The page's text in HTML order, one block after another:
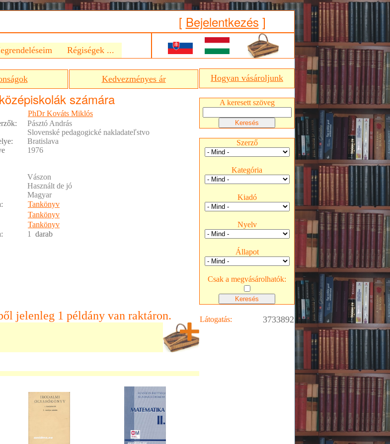
[ Bejelentkezés ]
Régiségek ...
Kedvezményes ár
számára
PhDr Kováts Miklós
Pásztó András
Slovenské pedagogické nakladateľstvo
Bratislava
1976
Vászon
Használt de jó
Magyar
Tankönyv
Tankönyv
Tankönyv
1 darab
jelenleg 1 példány van raktáron.
Hogyan vásároljunk
A keresett szöveg
Szerző
Kategória
Kiadó
Nyelv
Állapot
Csak a megvásárolhatók:
Látogatás: 3733892